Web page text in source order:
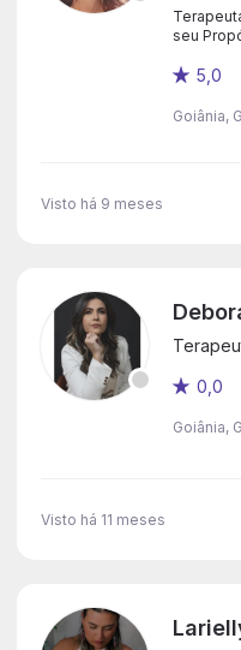
seu
5,0
Goiânia,
Visto há 9 meses
0,0
Goiânia,
Visto há 11 meses